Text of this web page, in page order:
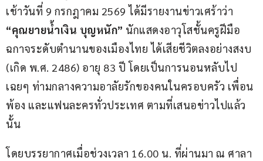
เช้าวันที่ 9 กรกฎาคม 2569 ได้มีรายงานข่าวเศร้าว่า
“คุณยายน้ำเงิน บุญหนัก” นักแสดงอาวุโสชั้นครูฝีมือ
ฉกาจระดับตำนานของเมืองไทย ได้เสียชีวิตลงอย่างสงบ
(เกิด พ.ศ. 2486) อายุ 83 ปี โดยเป็นการนอนหลับไป
เฉยๆ ท่ามกลางความอาลัยรักของคนในครอบครัว เพื่อน
พ้อง และแฟนละครทั่วประเทศ ตามที่เสนอข่าวไปแล้ว
นั้น
โดยบรรยากาศเมื่อช่วงเวลา 16.00 น. ที่ผ่านมา ณ ศาลา